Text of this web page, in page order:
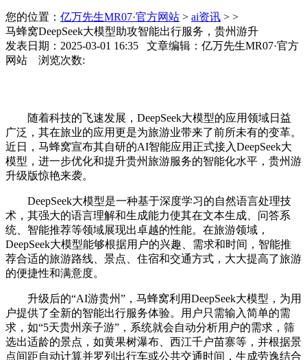
您的位置： 亿万先生MR07·官方网站 > ai资讯 > >
马蜂窝DeepSeek大模型助攻智能出行服务，贵州游升
发表日期：2025-03-01 16:35 文章编辑：亿万先生MR07·官方
网站 浏览次数:
随着科技的飞速发展，DeepSeek大模型的应用领域日益
广泛，其在旅业的应用更是为旅游业带来了前所未有的变革。
近日，马蜂窝宣布其自研的AI智能应用正式接入DeepSeek大
模型，进一步优化和提升贵州旅游服务的智能化水平，贵州游
升级版惊艳来袭。
DeepSeek大模型是一种基于深度学习的自然语言处理技
术，其强大的语言理解和生成能力使其在文本生成、问答系
统、智能推荐等领域展现出卓越的性能。在旅游领域，
DeepSeek大模型能够根据用户的兴趣、需求和时间，智能推
荐合适的旅游路线、景点、住宿和交通方式，大大提高了旅游
的便捷性和满意度。
升级后的“AI游贵州”，马蜂窝利用DeepSeek大模型，为用
户提供了全新的智能出行服务体验。用户只需输入简单的需
求，如“5天贵州亲子游”，系统就会自动分析用户的需求，筛
选出适龄的景点，如黄果树瀑布、西江千户苗寨等，并根据景
点间距自动计算并罗列出行车或公共交通时间，生成劳逸结合